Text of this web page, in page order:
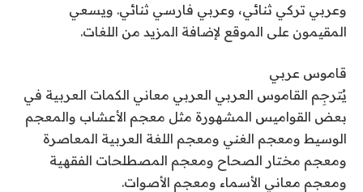
وعربي تركي ثنائي، وعربي فارسي ثنائي. ويسعي
المقيمون على الموقع لإضافة المزيد من اللغات.
قاموس عربي
يُترجِم القاموس العربي العربي معاني الكمات العربية في
بعض القواميس المشهورة مثل معجم الأعشاب والمعجم
الوسيط ومعجم الغني ومعجم اللغة العربية المعاصرة
ومعجم مختار الصحاح ومعجم المصطلحات الفقهية
ومعجم معاني الأسماء ومعجم الأصوات.